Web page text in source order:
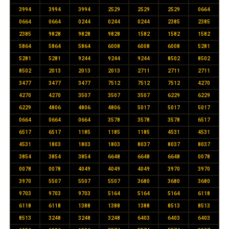
3994 3994 3994 2529 2529 2529 0664
0664 0664 0244 0244 0244 2385 2385
2385 9828 9828 9828 1582 1582 1582
5864 5864 5864 6008 6008 6008 5281
5281 5281 9244 9244 9244 8502 8502
8502 2013 2013 2013 2711 2711 2711
3477 3477 3477 7512 7512 7512 4270
4270 4270 3507 3507 3507 6229 6229
6229 4806 4806 4806 5017 5017 5017
0664 0664 0664 3578 3578 3578 6517
6517 6517 1185 1185 1185 4531 4531
4531 1803 1803 1803 8037 8037 8037
3854 3854 3854 6648 6648 6648 0078
0078 0078 4049 4049 4049 3970 3970
3970 5507 5507 5507 3680 3680 3680
9703 9703 9703 5164 5164 5164 6118
6118 6118 1388 1388 1388 8513 8513
8513 3248 3248 3248 6403 6403 6403